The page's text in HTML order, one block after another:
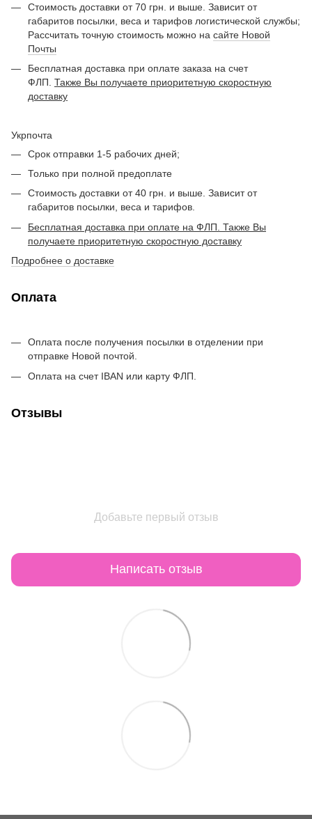
Стоимость доставки от 70 грн. и выше. Зависит от
габаритов посылки, веса и тарифов логистической службы;
Рассчитать точную стоимость можно на сайте Новой
Почты
Бесплатная доставка при оплате заказа на счет
ФЛП. Также Вы получаете приоритетную скоростную
доставку
Укрпочта
Срок отправки 1-5 рабочих дней;
Только при полной предоплате
Стоимость доставки от 40 грн. и выше. Зависит от
габаритов посылки, веса и тарифов.
Бесплатная доставка при оплате на ФЛП. Также Вы
получаете приоритетную скоростную доставку
Подробнее о доставке
Оплата
Оплата после получения посылки в отделении при
отправке Новой почтой.
Оплата на счет IBAN или карту ФЛП.
Отзывы
Добавьте первый отзыв
Написать отзыв